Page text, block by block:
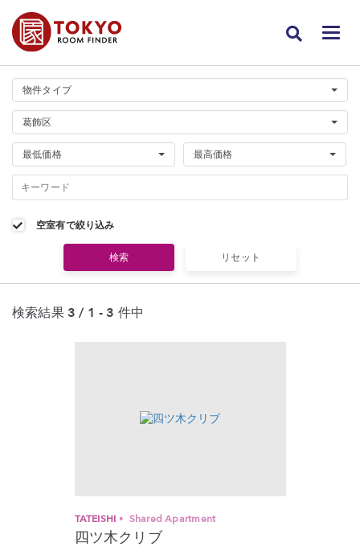
物件タイプ
葛飾区
最低価格 最高価格
空室有で絞り込み
検索結果 3 / 1 - 3 件中
TATEISHI Shared Apartment
四ツ木クリブ